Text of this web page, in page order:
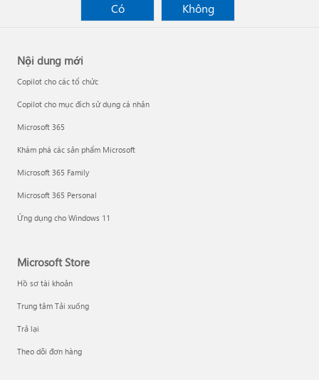
Có
Không
Nội dung mới
Copilot cho các tổ chức
Copilot cho mục đích sử dụng cá nhân
Microsoft 365
Khám phá các sản phẩm Microsoft
Microsoft 365 Family
Microsoft 365 Personal
Ứng dụng cho Windows 11
Microsoft Store
Hồ sơ tài khoản
Trung tâm Tải xuống
Trả lại
Theo dõi đơn hàng